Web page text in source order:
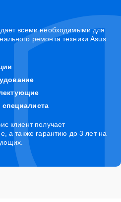
всеми необходимыми для
ремонта техники Asus
клиент получает
а также гарантию до 3 лет на